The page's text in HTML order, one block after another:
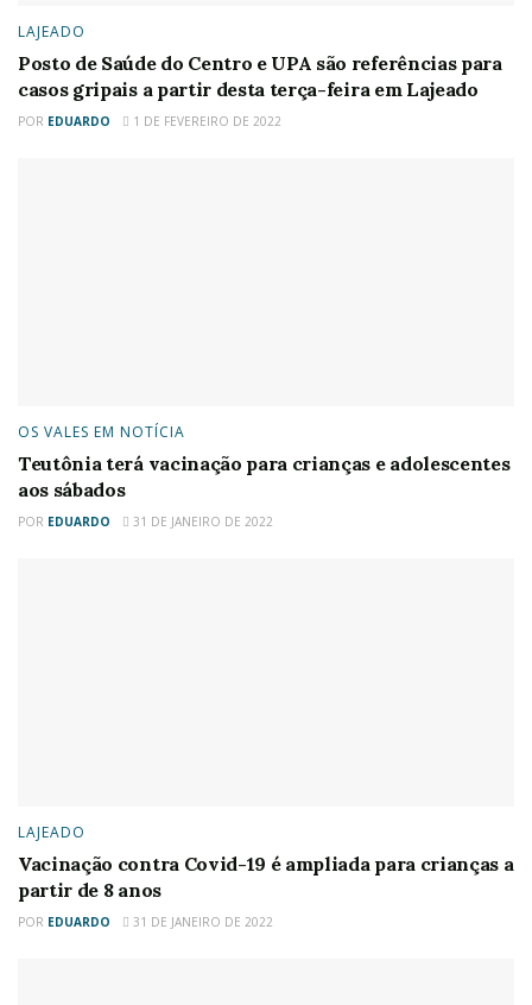
LAJEADO
Posto de Saúde do Centro e UPA são referências para
casos gripais a partir desta terça-feira em Lajeado
POR EDUARDO 1 DE FEVEREIRO DE 2022
OS VALES EM NOTÍCIA
Teutônia terá vacinação para crianças e adolescentes
aos sábados
POR EDUARDO 31 DE JANEIRO DE 2022
LAJEADO
Vacinação contra Covid-19 é ampliada para crianças a
partir de 8 anos
POR EDUARDO 31 DE JANEIRO DE 2022